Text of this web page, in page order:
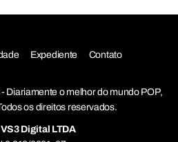
Expediente Contato
Diariamente o melhor do mundo POP,
os direitos reservados.
VS3 Digital LTDA